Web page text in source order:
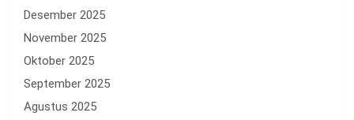
Desember 2025
November 2025
Oktober 2025
September 2025
Agustus 2025